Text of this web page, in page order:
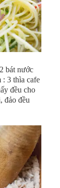
bát nước
: 3 thìa cafe
đều cho
đảo đều